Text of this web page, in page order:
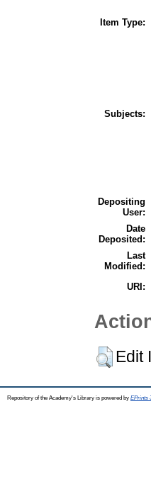
Item Type:
Subjects:
Depositing
User:
Date
Deposited:
Last
Modified:
URI:
Edit
Repository of the Academy's Library is powered by EPrints